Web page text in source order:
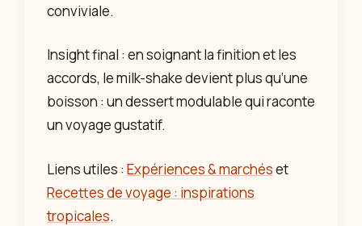
conviviale.
Insight final : en soignant la finition et les
accords, le milk-shake devient plus qu’une
boisson : un dessert modulable qui raconte
un voyage gustatif.
Liens utiles : Expériences & marchéset
Recettes de voyage : inspirations
tropicales.